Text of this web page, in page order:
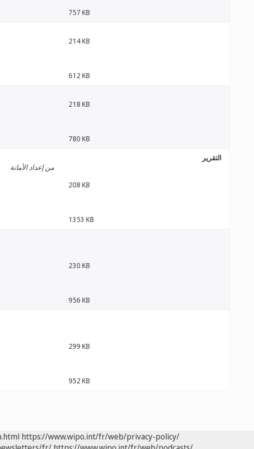
757 KB
214 KB
612 KB
218 KB
780 KB
التقرير
من إعداد الأمانة
208 KB
1353 KB
230 KB
956 KB
299 KB
952 KB
https://www.wipo.int/fr/web/privacy-policy/